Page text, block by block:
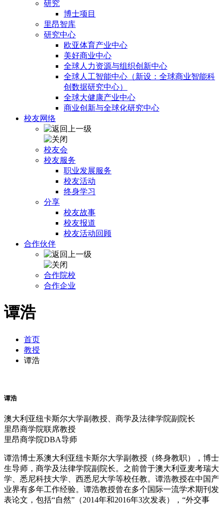
研究
博士项目
里昂智库
研究中心
欧亚体育产业中心
美好商业中心
全球人力资源与组织创新中心
全球人工智能中心（新设：全球商业智能科
创数据研究中心）
全球大健康产业中心
商业创新与全球化研究中心
校友网络
校友会
校友服务
职业发展服务
校友活动
终身学习
分享
校友故事
校友报道
校友活动回顾
合作伙伴
合作院校
合作企业
谭浩
首页
教授
谭浩
谭浩
澳大利亚纽卡斯尔大学副教授、商学及法律学院副院长
里昂商学院联席教授
里昂商学院DBA导师
谭浩博士系澳大利亚纽卡斯尔大学副教授（终身教职），博士
生导师，商学及法律学院副院长。之前曾于澳大利亚麦考瑞大
学、悉尼科技大学、西悉尼大学等校任教。谭浩教授在中国产
业界有多年工作经验。谭浩教授曾在多个国际一流学术期刊发
表论文，包括“自然”（2014年和2016年3次发表），“外交事